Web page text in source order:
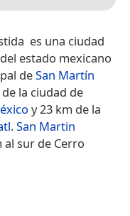
es una ciudad
estado mexicano
deSan Martín
la ciudad de
y 23 km de la
.San Martin
al sur de Cerro